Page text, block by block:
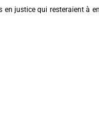
justice qui resteraient à